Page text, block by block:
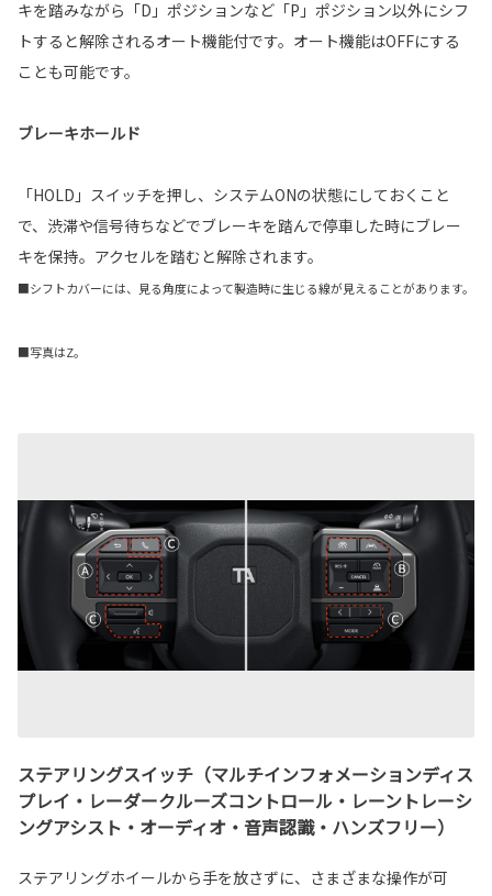
キを踏みながら「D」ポジションなど「P」ポジション以外にシフ
トすると解除されるオート機能付です。オート機能はOFFにする
ことも可能です。
ブレーキホールド
「HOLD」スイッチを押し、システムONの状態にしておくこと
で、渋滞や信号待ちなどでブレーキを踏んで停車した時にブレー
キを保持。アクセルを踏むと解除されます。
■シフトカバーには、見る角度によって製造時に生じる線が見えることがあります。
■写真はZ。
ステアリングスイッチ（マルチインフォメーションディス
プレイ・レーダークルーズコントロール・レーントレーシ
ングアシスト・オーディオ・音声認識・ハンズフリー）
ステアリングホイールから手を放さずに、さまざまな操作が可